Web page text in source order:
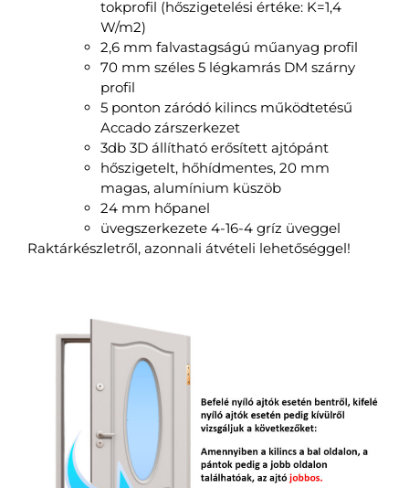
tokprofil (hőszigetelési értéke: K=1,4
W/m2)
2,6 mm falvastagságú műanyag profil
70 mm széles 5 légkamrás DM szárny
profil
5 ponton záródó kilincs működtetésű
Accado zárszerkezet
3db 3D állítható erősített ajtópánt
hőszigetelt, hőhídmentes, 20 mm
magas, alumínium küszöb
24 mm hőpanel
üvegszerkezete 4-16-4 gríz üveggel
Raktárkészletről, azonnali átvételi lehetőséggel!